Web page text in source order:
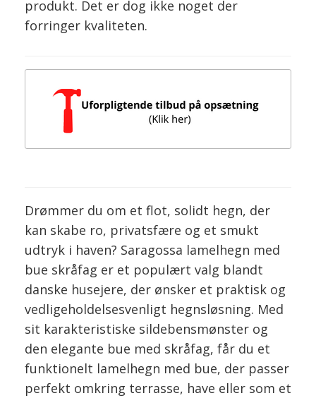
produkt. Det er dog ikke noget der
forringer kvaliteten.
Drømmer du om et flot, solidt hegn, der
kan skabe ro, privatsfære og et smukt
udtryk i haven? Saragossa lamelhegn med
bue skråfag er et populært valg blandt
danske husejere, der ønsker et praktisk og
vedligeholdelsesvenligt hegnsløsning. Med
sit karakteristiske sildebensmønster og
den elegante bue med skråfag, får du et
funktionelt lamelhegn med bue, der passer
perfekt omkring terrasse, have eller som et